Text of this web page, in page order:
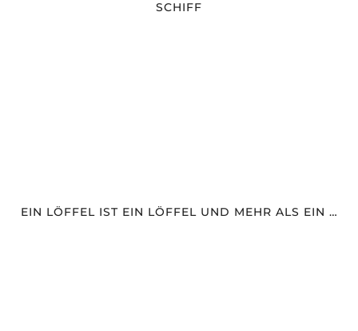
SCHIFF
EIN LÖFFEL IST EIN LÖFFEL UND MEHR ALS EIN …